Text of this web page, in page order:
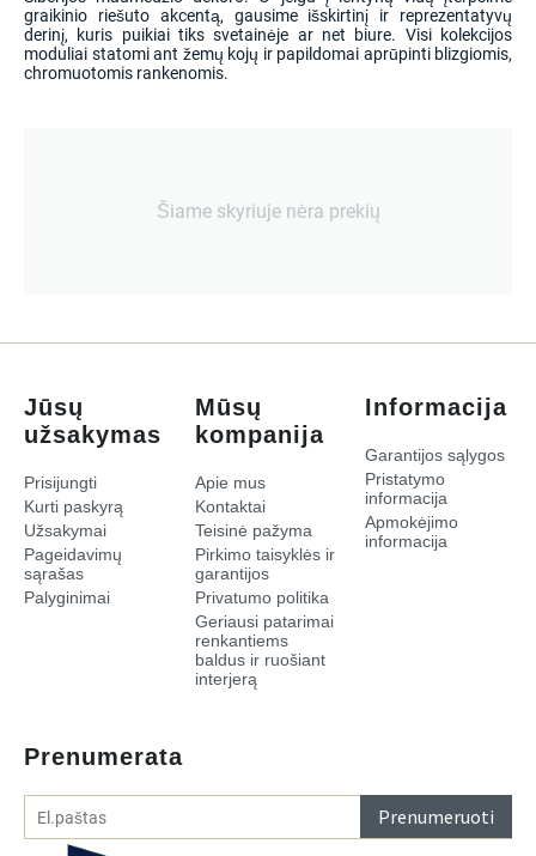
graikinio riešuto akcentą, gausime išskirtinį ir reprezentatyvų
derinį, kuris puikiai tiks svetainėje ar net biure. Visi kolekcijos
moduliai statomi ant žemų kojų ir papildomai aprūpinti blizgiomis,
chromuotomis rankenomis.
Šiame skyriuje nėra prekių
Jūsų
užsakymas
Prisijungti
Kurti paskyrą
Užsakymai
Pageidavimų
sąrašas
Palyginimai
Mūsų
kompanija
Apie mus
Kontaktai
Teisinė pažyma
Pirkimo taisyklės ir
garantijos
Privatumo politika
​Geriausi patarimai
renkantiems
baldus ir ruošiant
interjerą​
Informacija
Garantijos sąlygos
Pristatymo
informacija
Apmokėjimo
informacija
Prenumerata
Prenumeruoti